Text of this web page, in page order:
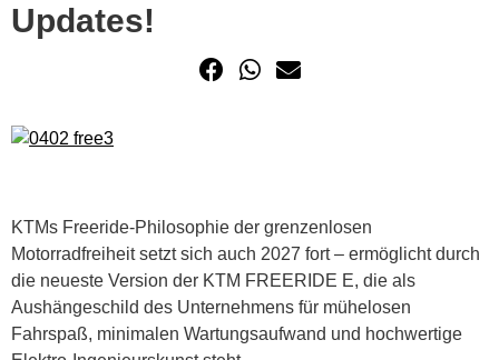
Updates!
KTMs Freeride-Philosophie der grenzenlosen
Motorradfreiheit setzt sich auch 2027 fort – ermöglicht durch
die neueste Version der KTM FREERIDE E, die als
Aushängeschild des Unternehmens für mühelosen
Fahrspaß, minimalen Wartungsaufwand und hochwertige